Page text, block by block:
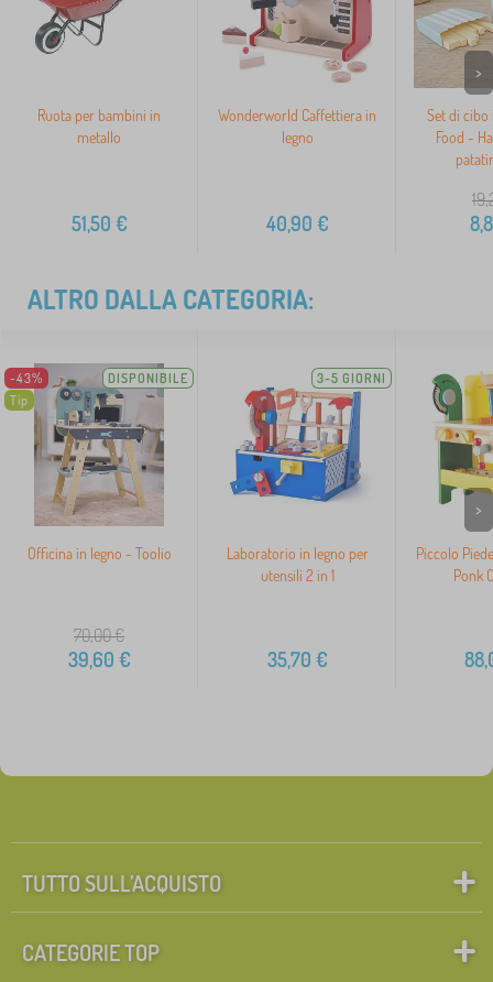
Ruota per bambini in
metallo
51,50 €
Wonderworld Caffettiera in
legno
40,90 €
Set di cibo
Food -
>
ALTRO DALLA CATEGORIA:
-43%
Tip
DISPONIBILE
Officina in legno - Toolio
70,00€
39,60 €
3-5 GIORNI
Laboratorio in legno per
utensili 2 in 1
35,70 €
Piccolo
Ponk
>
TUTTO SULL’ACQUISTO
CATEGORIE TOP